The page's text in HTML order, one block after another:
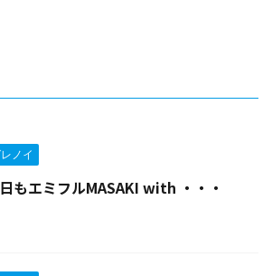
ノイ
もエミフルMASAKI with ・・・